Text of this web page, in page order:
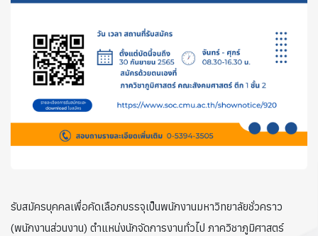
รับสมัครบุคคลเพื่อคัดเลือกบรรจุเป็นพนักงานมหาวิทยาลัยชั่วคราว
(พนักงานส่วนงาน) ตำแหน่งนักจัดการงานทั่วไป ภาควิชาภูมิศาสตร์